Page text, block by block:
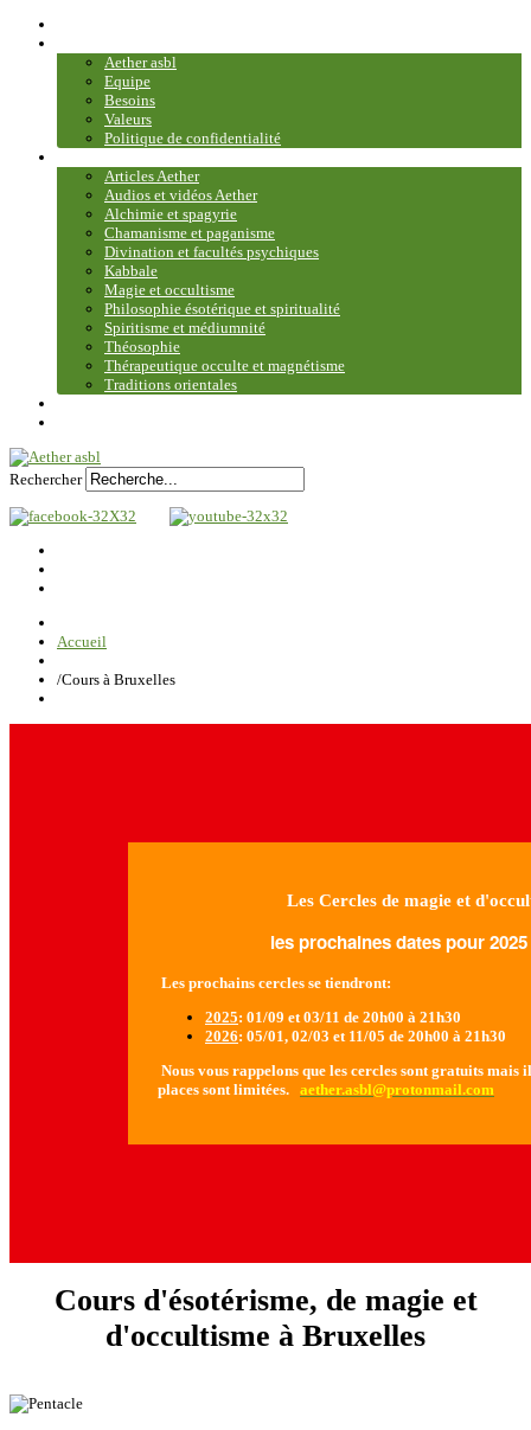
Aether asbl
Equipe
Besoins
Valeurs
Politique de confidentialité
Articles Aether
Audios et vidéos Aether
Alchimie et spagyrie
Chamanisme et paganisme
Divination et facultés psychiques
Kabbale
Magie et occultisme
Philosophie ésotérique et spiritualité
Spiritisme et médiumnité
Théosophie
Thérapeutique occulte et magnétisme
Traditions orientales
Rechercher
Accueil
/Cours à Bruxelles
Les Cercles de magie et
les prochaines dates pour 2025
Les prochains cercles se tiendront:
2025: 01/09 et 03/11 de 20h00 à 21h30
2026: 05/01, 02/03 et 11/05 de 20h00 à 21h30
Nous vous rappelons que les cercles sont gratuits
places sont limitées. aether.asbl@protonmail.com
Cours d'ésotérisme, de magie et
d'occultisme à Bruxelles